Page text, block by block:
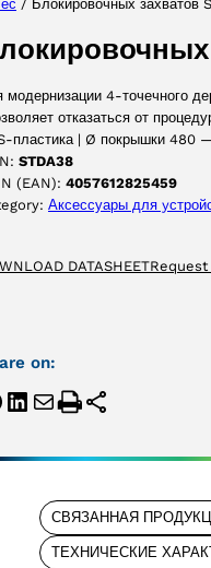
/ Блокировочных захватов
модернизации 4-точечного
отказаться от
пластика | Ø покрышки 480
STDA38
(EAN): 4057612825459
Аксессуары для
DATASHEET
on:
СВЯЗАННАЯ
ТЕХНИЧЕСКИЕ